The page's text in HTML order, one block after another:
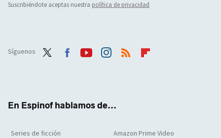
Suscribiéndote aceptas nuestra política de privacidad
Síguenos
En Espinof hablamos de...
Series de ficción Amazon Prime Video